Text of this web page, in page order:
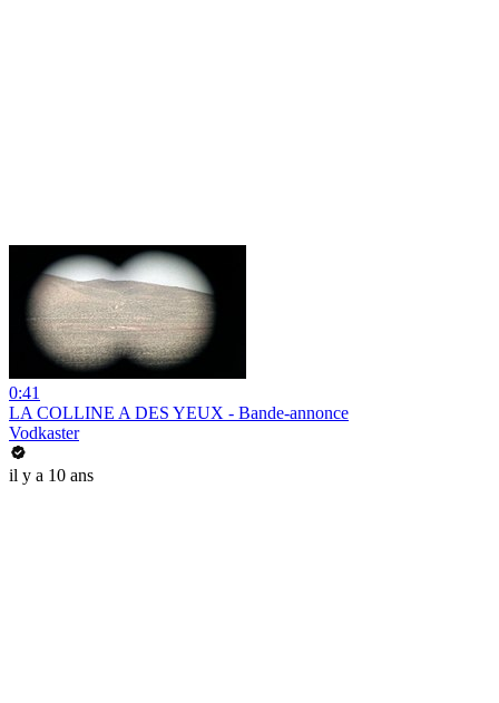
0:41
LA COLLINE A DES YEUX - Bande-annonce
Vodkaster
il y a 10 ans